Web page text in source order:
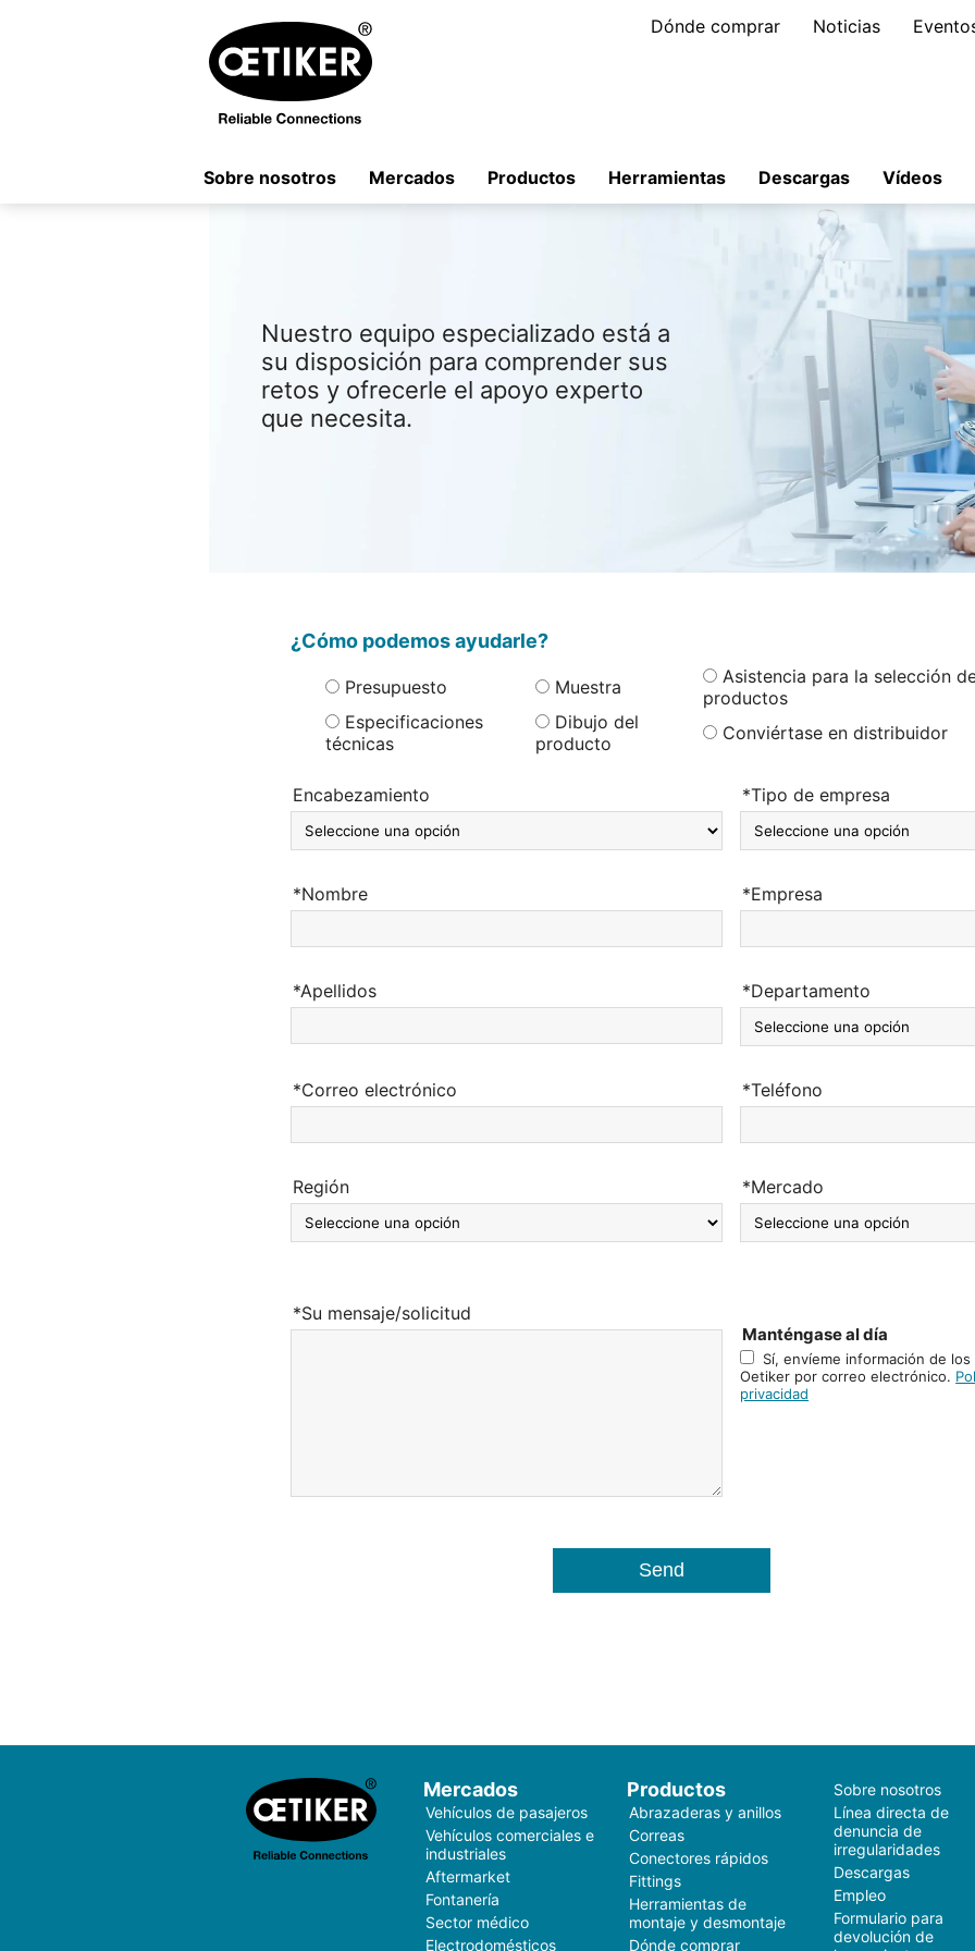
Dónde comprar Noticias
Sobre nosotros Mercados Productos Herramientas Descargas Vídeos
Nuestro equipo especializado está a
su disposición para comprender sus
retos y ofrecerle el apoyo experto
que necesita.
¿Cómo podemos ayudarle?
Presupuesto Muestra
Asistencia para la selección
productos
Especificaciones
técnicas
Dibujo del
producto
Conviértase en distribuidor
Encabezamiento *Tipo de empresa
*Nombre *Empresa
*Apellidos *Departamento
*Correo electrónico *Teléfono
Región *Mercado
*Su mensaje/solicitud
Manténgase al día
Sí, envíeme información de
Oetiker por correo electrónico.
privacidad
Mercados
Vehículos de pasajeros
Vehículos comerciales e
industriales
Aftermarket
Fontanería
Sector médico
Electrodomésticos
Productos
Abrazaderas y anillos
Correas
Conectores rápidos
Fittings
Herramientas de
montaje y desmontaje
Dónde comprar
Sobre nosotros
Línea directa de
denuncia de
irregularidades
Descargas
Empleo
Formulario para
devolución de